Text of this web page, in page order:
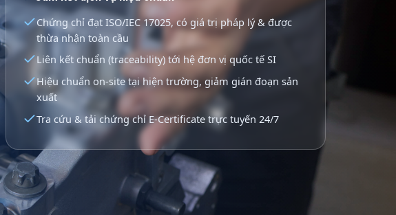
Chứng chỉ đạt ISO/IEC 17025, có giá trị pháp lý & được
thừa nhận toàn cầu
Liên kết chuẩn (traceability) tới hệ đơn vị quốc tế SI
Hiệu chuẩn on-site tại hiện trường, giảm gián đoạn sản
xuất
Tra cứu & tải chứng chỉ E-Certificate trực tuyến 24/7